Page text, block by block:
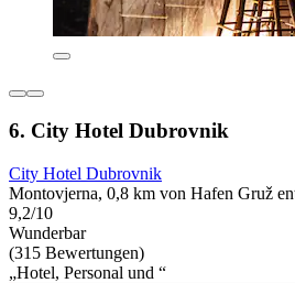
6. City Hotel Dubrovnik
City Hotel Dubrovnik
Montovjerna, 0,8 km von Hafen Gruž
9,2/10
Wunderbar
(315 Bewertungen)
„Hotel, Personal und “